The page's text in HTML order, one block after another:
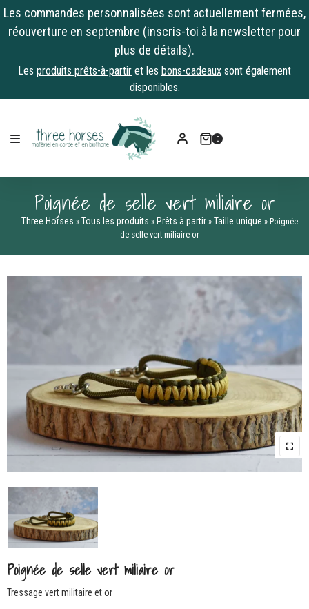
Les commandes personnalisées sont actuellement fermées,
réouverture en septembre (inscris-toi à la newsletter pour
plus de détails).
Les produits prêts-à-partir et les bons-cadeaux sont également
disponibles.
content
0
Poignée de selle vert miliaire or
Three Horses » Tous les produits » Prêts à partir » Taille unique » Poignée
de selle vert miliaire or
Poignée de selle vert miliaire or
Tressage vert militaire et or